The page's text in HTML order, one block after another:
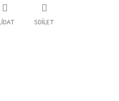
SDÍLET